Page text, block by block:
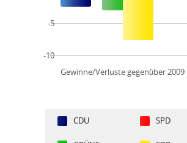
Gewinne/Verluste gegenüber
-5
-10
CDU SPD